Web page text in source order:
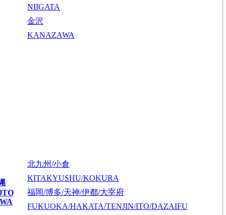
NIIGATA
金沢
KANAZAWA
北九州/小倉
KITAKYUSHU/KOKURA
福岡/博多/天神/伊都/大宰府
FUKUOKA/HAKATA/TENJIN/ITO/DAZAIFU